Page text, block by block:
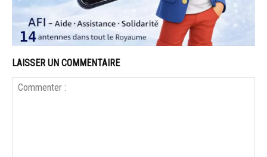
LAISSER UN COMMENTAIRE